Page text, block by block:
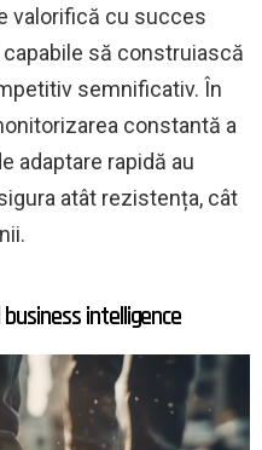
valorifică cu succes
să construiască
semnificativ. În
constantă a
adaptare rapidă au
atât rezistența, cât
intelligence